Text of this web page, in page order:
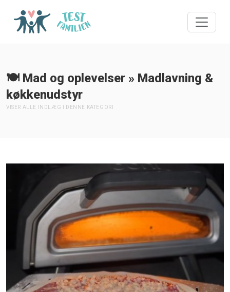
🍽️ Mad og oplevelser » Madlavning &
køkkenudstyr
VISER ALLE INDLÆG I DENNE KATEGORI